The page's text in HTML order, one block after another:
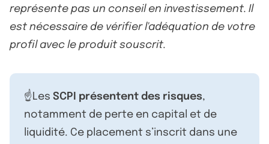
représente pas un conseil en investissement. Il
est nécessaire de vérifier l'adéquation de votre
profil avec le produit souscrit.
☝️Les SCPI présentent des risques,
notamment de perte en capital et de
liquidité. Ce placement s’inscrit dans une